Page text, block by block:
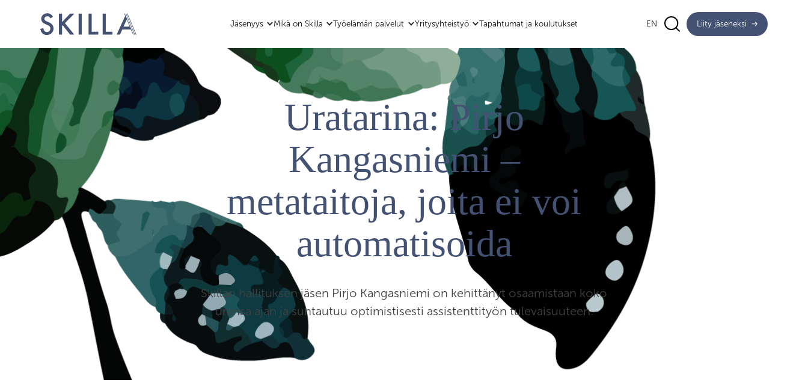
Jäsenyys Mikä on Skilla Työelämän palvelut Yritysyhteistyö Tapahtumat ja koulutukset EN Liity jäseneksi
Uratarina: Pirjo
Kangasniemi –
metataitoja, joita ei voi
automatisoida
Skillan hallituksen jäsen Pirjo Kangasniemi on kehittänyt osaamistaan koko
uransa ajan ja suhtautuu optimistisesti assistenttityön tulevaisuuteen.